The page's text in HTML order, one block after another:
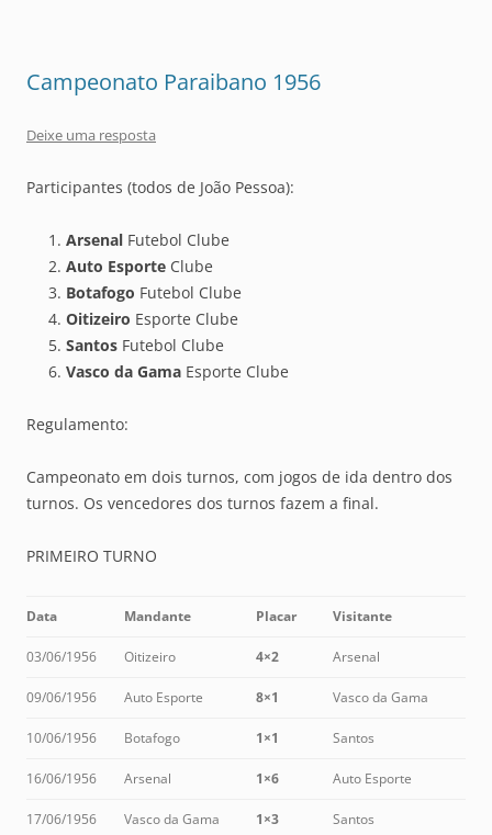
Campeonato Paraibano 1956
Deixe uma resposta
Participantes (todos de João Pessoa):
Arsenal Futebol Clube
Auto Esporte Clube
Botafogo Futebol Clube
Oitizeiro Esporte Clube
Santos Futebol Clube
Vasco da Gama Esporte Clube
Regulamento:
Campeonato em dois turnos, com jogos de ida dentro dos
turnos. Os vencedores dos turnos fazem a final.
PRIMEIRO TURNO
Data Mandante Placar Visitante
03/06/1956 Oitizeiro 4×2 Arsenal
09/06/1956 Auto Esporte 8×1 Vasco da Gama
10/06/1956 Botafogo 1×1 Santos
16/06/1956 Arsenal 1×6 Auto Esporte
17/06/1956 Vasco da Gama 1×3 Santos